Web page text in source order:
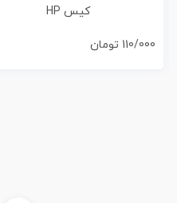
کیس HP
110/000 تومان